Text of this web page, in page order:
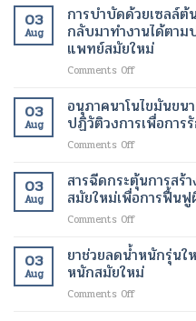
ลด
น้ำ
หนัก
เปลี่ยนแปลง
ชีวิต
ของ
ผู้
ผ่าตัด
สมัย
ใหม่
ของ
ผู้
ป่วย
ความ
งาม
สมัย
ใหม่
เพื่อ
ที่
กระจ่าง
ดี
ขึ้น
แก
รม
แวน
ควิช
เทคโนโลยี
ใหม่
เพื่อ
การ
ปรับ
ร่าง
และ
โดย
ไม่
ต้อง
03
Aug
การบำบัดด้วยเซลล์ต้
กลับมาทำงานได้ตาม
แพทย์สมัยใหม่
Comments Offon
บำบัด
ด้วย
เซลล์
ต้น
ฟื้นฟู
เนื้อเยื่อ
ให้
กลับ
03
Aug
อนุภาคนาโนไขมันขน
ปฏิวัติวงการเพื่อการ
Comments Offon
นาโน
ไข
มัน
ขนาด
ระดับ
นาโน
03
Aug
สารฉีดกระตุ้นการสร้
สมัยใหม่เพื่อการฟื้นฟู
Comments Offon
ฉีด
กระตุ้น
การ
สร้าง
03
Aug
ยาช่วยลดน้ำหนักรุ่นใ
หนักสมัยใหม่
Comments Offon